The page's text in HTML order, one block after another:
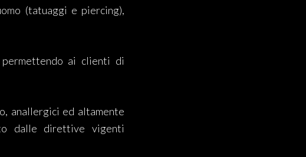
(tatuaggi e piercing),
ai clienti di
anallergici ed altamente
dalle direttive vigenti